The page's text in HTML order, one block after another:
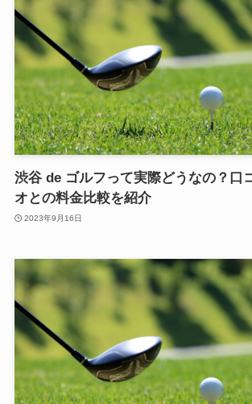
渋谷 de ゴルフって実際どうなの？口
オとの料金比較を紹介
2023年9月16日